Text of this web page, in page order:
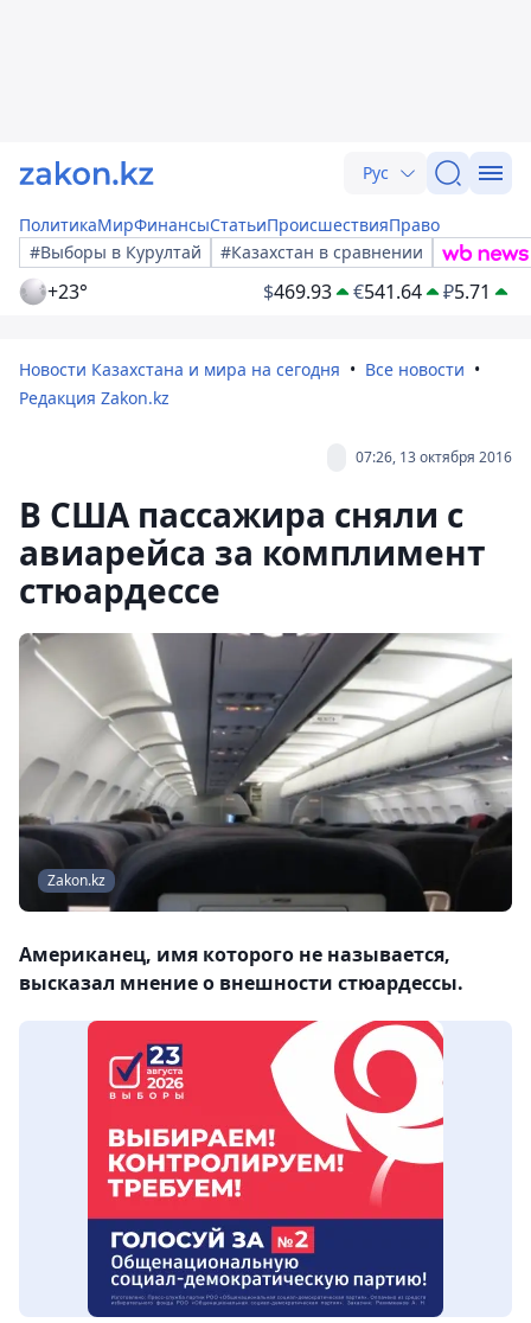
Рус
ПолитикаМирФинансыСтатьиПроисшествияПраво
#Выборы в Курултай
#Казахстан в сравнении
+23° $469.93 €541.64 ₽5.71
Новости Казахстана и мира на сегодня
Все новости
Редакция Zakon.kz
07:26, 13 октября 2016
В США пассажира сняли с
авиарейса за комплимент
стюардессе
Zakon.kz
Американец, имя которого не называется,
высказал мнение о внешности стюардессы.